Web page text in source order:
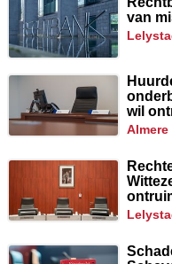
van
wil
almere